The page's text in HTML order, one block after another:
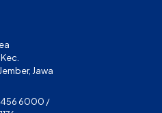
Jawa
6000 /